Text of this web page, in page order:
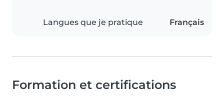
Langues que je pratique Français
Formation et certifications